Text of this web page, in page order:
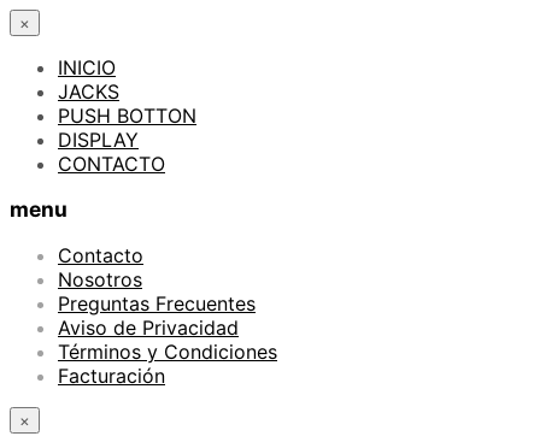
×
INICIO
JACKS
PUSH BOTTON
DISPLAY
CONTACTO
menu
Contacto
Nosotros
Preguntas Frecuentes
Aviso de Privacidad
Términos y Condiciones
Facturación
×